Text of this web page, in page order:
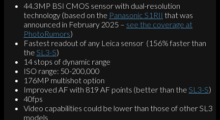
44.3MP BSI CMOS sensor with dual-resolution
technology (based on the Panasonic S1RII that was
announced in February 2025 – see the coverage at
PhotoRumors)
Fastest readout of any Leica sensor (156% faster than
the SL3-S)
14 stops of dynamic range
ISO range: 50-200,000
176MP multishot option
Improved AF with 819 AF points (better than the SL3-S)
40fps
Video capabilities could be lower than those of other SL3
models